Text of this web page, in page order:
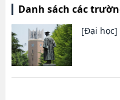
Danh sách các
[Đại học]